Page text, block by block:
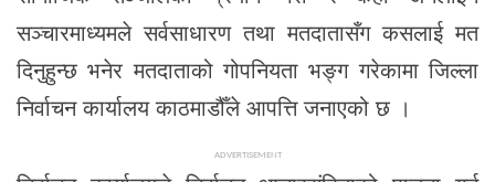
सञ्चारमाध्यमले सर्वसाधारण तथा मतदातासँग कसलाई मत
दिनुहुन्छ भनेर मतदाताको गोपनियता भङ्ग गरेकामा जिल्ला
निर्वाचन कार्यालय काठमाडौँले आपत्ति जनाएको छ ।
ADVERTISEMENT